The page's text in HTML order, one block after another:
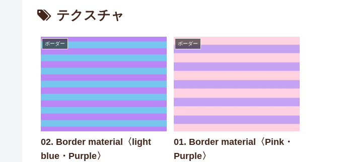
テクスチャ
ボーダー
02. Border material〈light
blue・Purple〉
ボーダー
01. Border material〈Pink・
Purple〉